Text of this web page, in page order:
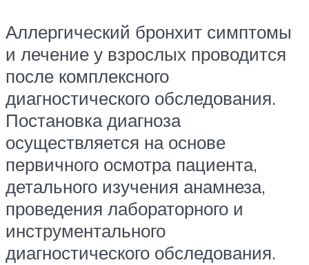
Аллергический бронхит симптомы
и лечение у взрослых проводится
после комплексного
диагностического обследования.
Постановка диагноза
осуществляется на основе
первичного осмотра пациента,
детального изучения анамнеза,
проведения лабораторного и
инструментального
диагностического обследования.